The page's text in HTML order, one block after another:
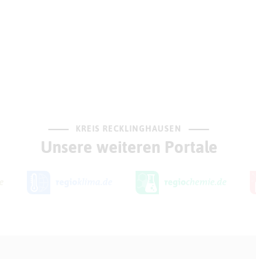
KREIS RECKLINGHAUSEN
Unsere weiteren Portale